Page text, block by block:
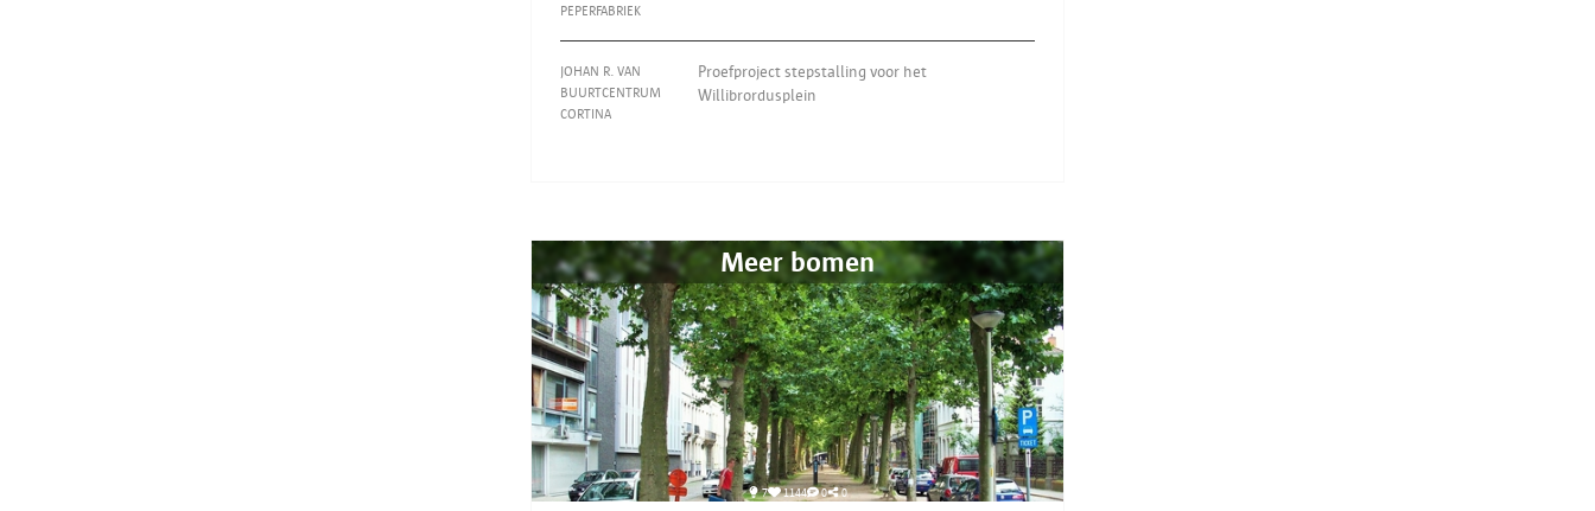
PEPERFABRIEK
JOHAN R. VAN
BUURTCENTRUM
CORTINA
Proefproject stepstalling voor het
Willibrordusplein
Meer bomen
7 1144 0 0